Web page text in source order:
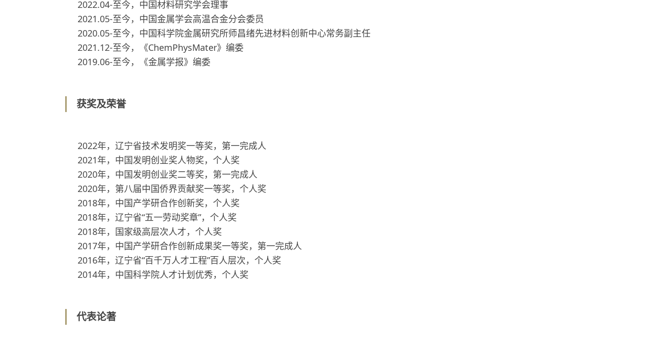
2022.04-至今，中国材料研究学会理事
2021.05-至今，中国金属学会高温合金分会委员
2020.05-至今，中国科学院金属研究所师昌绪先进材料创新中心常务副主任
2021.12-至今，《ChemPhysMater》编委
2019.06-至今，《金属学报》编委
获奖及荣誉
2022年，辽宁省技术发明奖一等奖，第一完成人
2021年，中国发明创业奖人物奖，个人奖
2020年，中国发明创业奖二等奖，第一完成人
2020年，第八届中国侨界贡献奖一等奖，个人奖
2018年，中国产学研合作创新奖，个人奖
2018年，辽宁省“五一劳动奖章”，个人奖
2018年，国家级高层次人才，个人奖
2017年，中国产学研合作创新成果奖一等奖，第一完成人
2016年，辽宁省“百千万人才工程”百人层次，个人奖
2014年，中国科学院人才计划优秀，个人奖
代表论著